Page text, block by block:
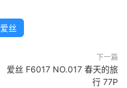
爱丝
下一篇
爱丝 F6017 NO.017 春天的旅
行 77P